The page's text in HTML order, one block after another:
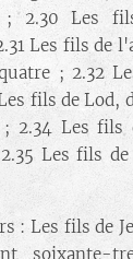
; 2.30 Les
Les fils de
; 2.32
fils de Lod,
2.34 Les fils
Les fils
: Les fils de
soixante-